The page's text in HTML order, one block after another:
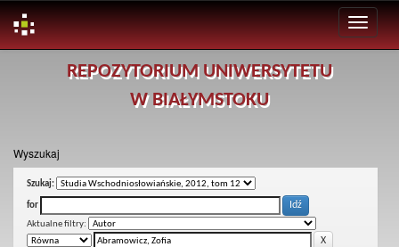
REPOZYTORIUM UNIWERSYTETU
W BIAŁYMSTOKU
Wyszukaj
Szukaj:
for
Aktualne filtry: